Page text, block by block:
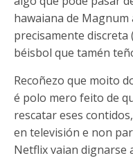
hawaiana de
precisamente
béisbol que tamén
Recoñezo que moito
é polo mero feito de
rescatar eses
en televisión e non
Netflix vaian dignarse